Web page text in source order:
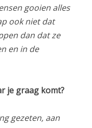
gooien alles
ook niet dat
dan dat ze
en in de
je graag komt?
gezeten, aan